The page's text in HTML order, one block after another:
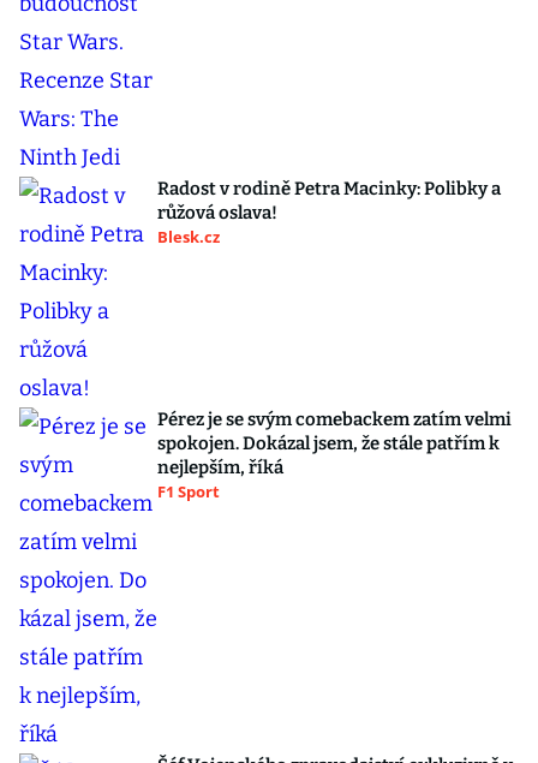
Radost v rodině Petra Macinky: Polibky a
růžová oslava!
Blesk.cz
Pérez je se svým comebackem zatím velmi
spokojen. Dokázal jsem, že stále patřím k
nejlepším, říká
F1 Sport